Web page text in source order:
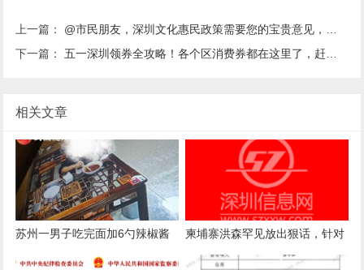
上一篇： @市民朋友，深圳文化惠民政策需要您的宝贵意见，有额外奖励哦！
下一篇：五一深圳领券全攻略！各个区消费券都在这里了，赶紧收藏！
相关文章
苏州一男子吃完面加6勺辣椒酱
被店主曝光，店主回应：气愤，
柬埔寨洪森罕见放出狠话，针对
国内电诈产业下达终极清剿指